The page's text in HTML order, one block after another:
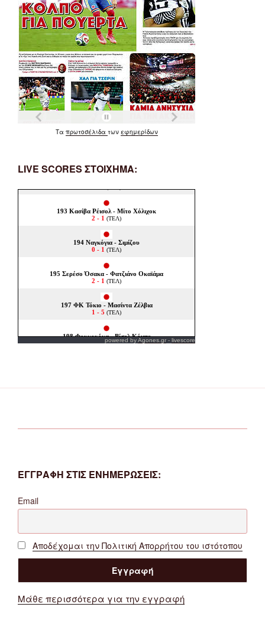
Τα πρωτοσέλιδα των εφημερίδων
LIVE SCORES ΣΤΟΙΧΗΜΑ:
powered byAgones.gr - livescore
ΕΓΓΡΑΦΗ ΣΤΙΣ ΕΝΗΜΕΡΩΣΕΙΣ:
Email
Αποδέχομαι την Πολιτική Απορρήτου του ιστότοπου
Μάθε περισσότερα για την εγγραφή